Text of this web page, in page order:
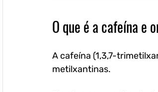
O que é a cafeína e
A cafeína (1,3,7-
metilxantinas.